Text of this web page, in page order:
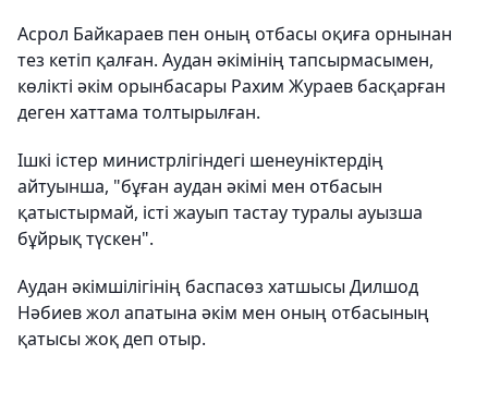
Асрол Байкараев пен оның отбасы оқиға орнынан
тез кетіп қалған. Аудан әкімінің тапсырмасымен,
көлікті әкім орынбасары Рахим Жураев басқарған
деген хаттама толтырылған.
Ішкі істер министрлігіндегі шенеуніктердің
айтуынша, "бұған аудан әкімі мен отбасын
қатыстырмай, істі жауып тастау туралы ауызша
бұйрық түскен".
Аудан әкімшілігінің баспасөз хатшысы Дилшод
Нәбиев жол апатына әкім мен оның отбасының
қатысы жоқ деп отыр.